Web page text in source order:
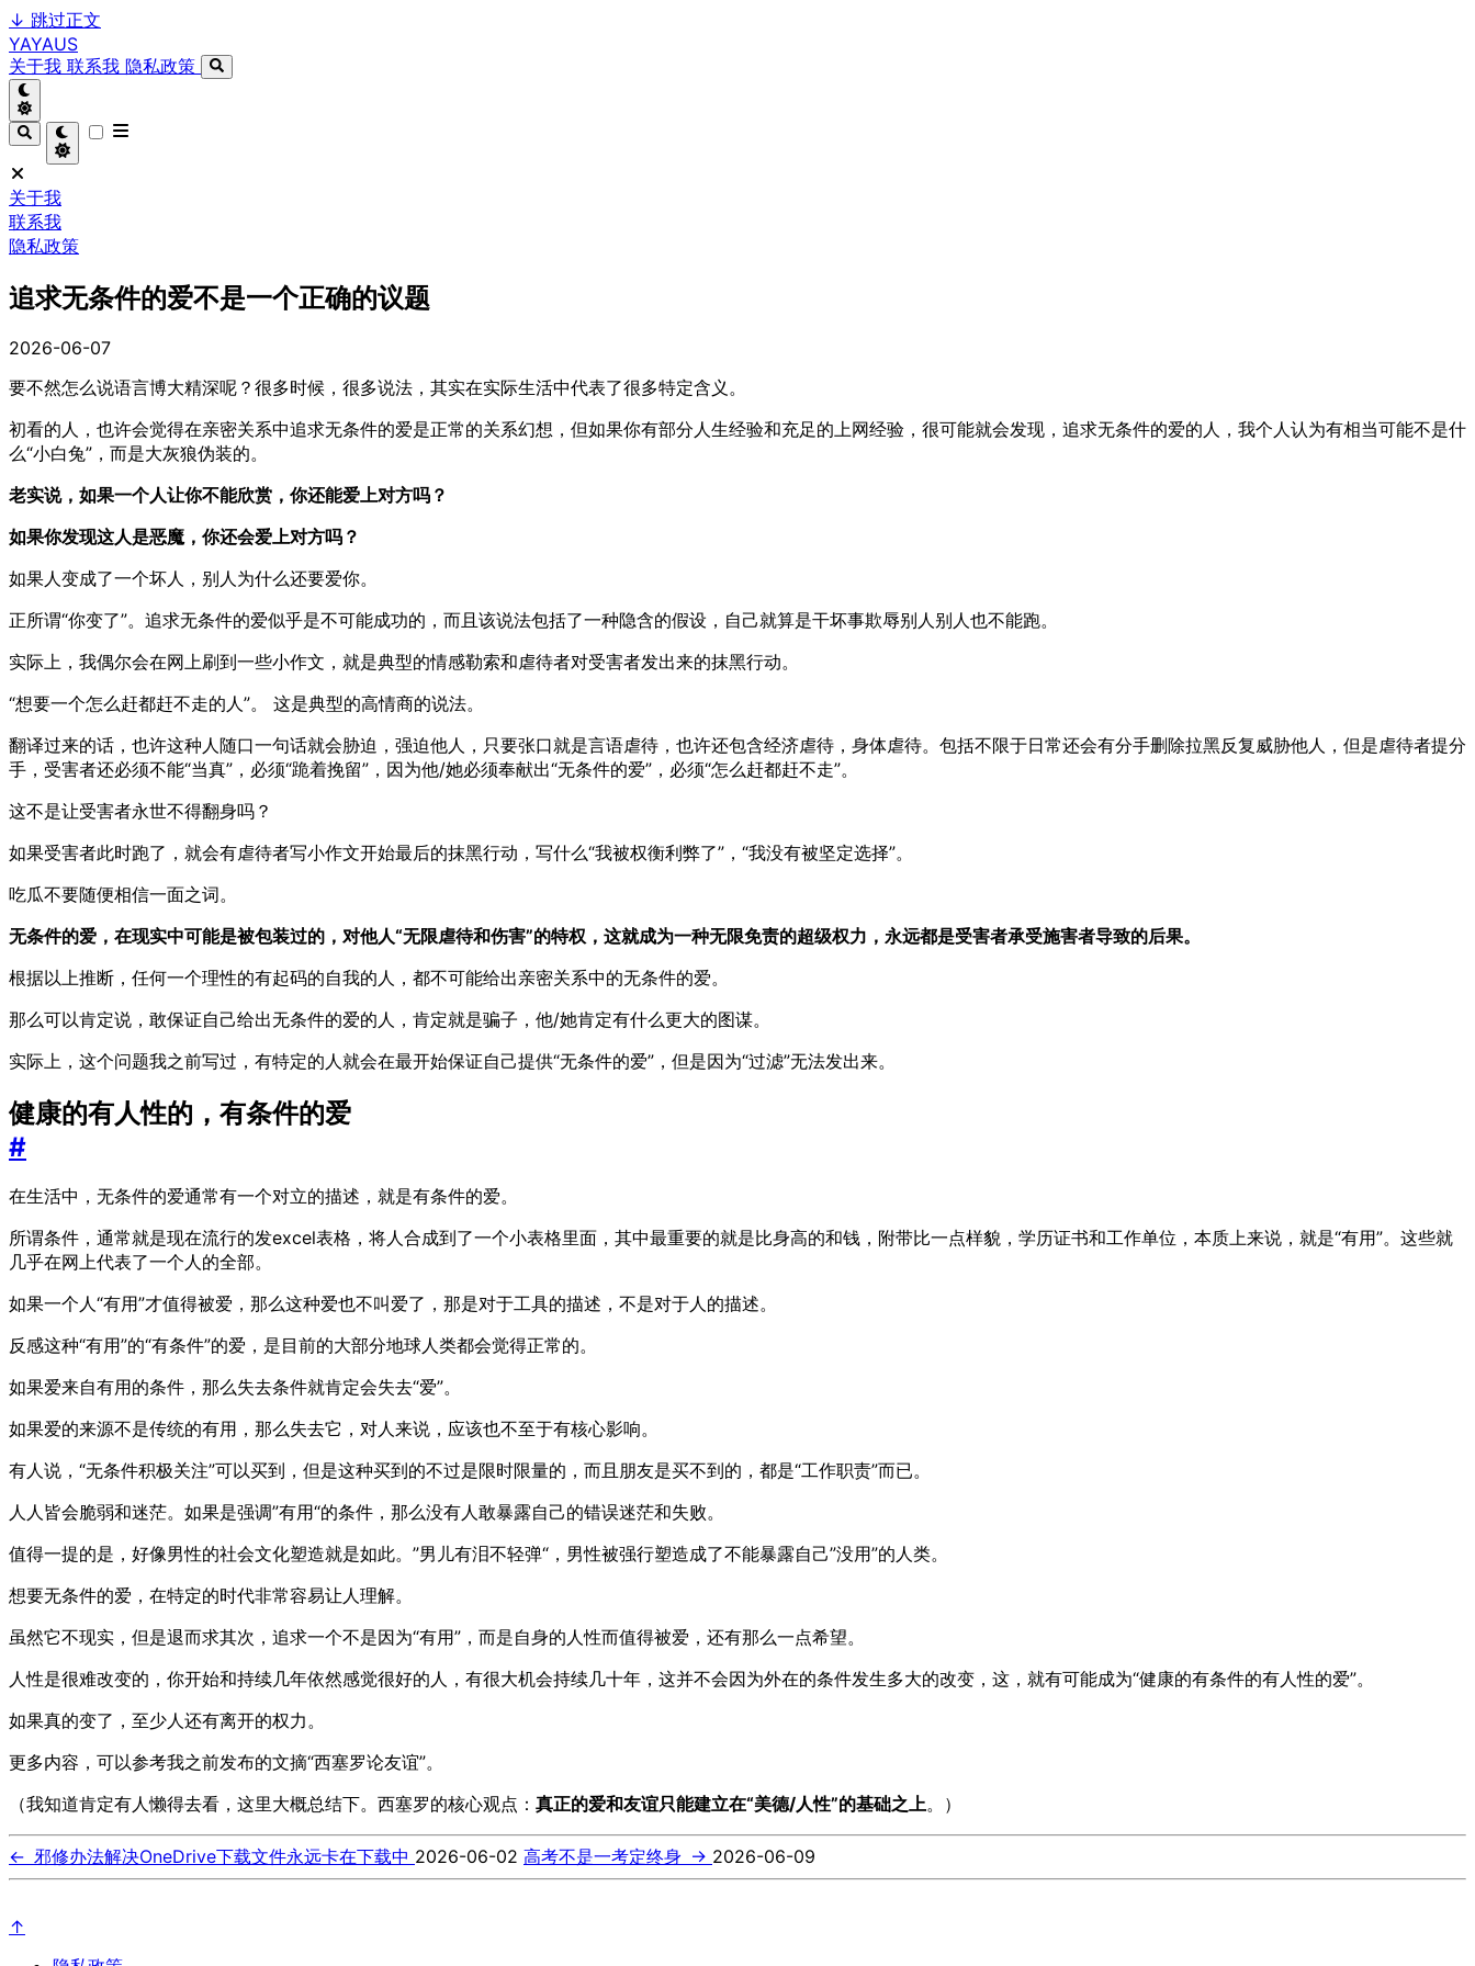
↓ 跳过正文
YAYAUS
关于我 联系我 隐私政策
关于我
联系我
隐私政策
追求无条件的爱不是一个正确的议题
2026-06-07
要不然怎么说语言博大精深呢？很多时候，很多说法，其实在实际生活中代表了很多特定含义。
初看的人，也许会觉得在亲密关系中追求无条件的爱是正常的关系幻想，但如果你有部分人生经验和充足的上网经验，很可能就会发现，追求无条件的爱的人，我个人认为有相当可能不是什
么“小白兔”，而是大灰狼伪装的。
老实说，如果一个人让你不能欣赏，你还能爱上对方吗？
如果你发现这人是恶魔，你还会爱上对方吗？
如果人变成了一个坏人，别人为什么还要爱你。
正所谓“你变了”。追求无条件的爱似乎是不可能成功的，而且该说法包括了一种隐含的假设，自己就算是干坏事欺辱别人别人也不能跑。
实际上，我偶尔会在网上刷到一些小作文，就是典型的情感勒索和虐待者对受害者发出来的抹黑行动。
“想要一个怎么赶都赶不走的人”。 这是典型的高情商的说法。
翻译过来的话，也许这种人随口一句话就会胁迫，强迫他人，只要张口就是言语虐待，也许还包含经济虐待，身体虐待。包括不限于日常还会有分手删除拉黑反复威胁他人，但是虐待者提分
手，受害者还必须不能“当真”，必须“跪着挽留”，因为他/她必须奉献出“无条件的爱”，必须“怎么赶都赶不走”。
这不是让受害者永世不得翻身吗？
如果受害者此时跑了，就会有虐待者写小作文开始最后的抹黑行动，写什么“我被权衡利弊了”，“我没有被坚定选择”。
吃瓜不要随便相信一面之词。
无条件的爱，在现实中可能是被包装过的，对他人“无限虐待和伤害”的特权，这就成为一种无限免责的超级权力，永远都是受害者承受施害者导致的后果。
根据以上推断，任何一个理性的有起码的自我的人，都不可能给出亲密关系中的无条件的爱。
那么可以肯定说，敢保证自己给出无条件的爱的人，肯定就是骗子，他/她肯定有什么更大的图谋。
实际上，这个问题我之前写过，有特定的人就会在最开始保证自己提供“无条件的爱”，但是因为“过滤”无法发出来。
健康的有人性的，有条件的爱
#
在生活中，无条件的爱通常有一个对立的描述，就是有条件的爱。
所谓条件，通常就是现在流行的发excel表格，将人合成到了一个小表格里面，其中最重要的就是比身高的和钱，附带比一点样貌，学历证书和工作单位，本质上来说，就是“有用”。这些就
几乎在网上代表了一个人的全部。
如果一个人“有用”才值得被爱，那么这种爱也不叫爱了，那是对于工具的描述，不是对于人的描述。
反感这种“有用”的“有条件”的爱，是目前的大部分地球人类都会觉得正常的。
如果爱来自有用的条件，那么失去条件就肯定会失去“爱”。
如果爱的来源不是传统的有用，那么失去它，对人来说，应该也不至于有核心影响。
有人说，“无条件积极关注”可以买到，但是这种买到的不过是限时限量的，而且朋友是买不到的，都是“工作职责”而已。
人人皆会脆弱和迷茫。如果是强调”有用“的条件，那么没有人敢暴露自己的错误迷茫和失败。
值得一提的是，好像男性的社会文化塑造就是如此。”男儿有泪不轻弹“，男性被强行塑造成了不能暴露自己”没用”的人类。
想要无条件的爱，在特定的时代非常容易让人理解。
虽然它不现实，但是退而求其次，追求一个不是因为“有用”，而是自身的人性而值得被爱，还有那么一点希望。
人性是很难改变的，你开始和持续几年依然感觉很好的人，有很大机会持续几十年，这并不会因为外在的条件发生多大的改变，这，就有可能成为“健康的有条件的有人性的爱”。
如果真的变了，至少人还有离开的权力。
更多内容，可以参考我之前发布的文摘“西塞罗论友谊”。
（我知道肯定有人懒得去看，这里大概总结下。西塞罗的核心观点： 真正的爱和友谊只能建立在“美德/人性”的基础之上。）
← 邪修办法解决OneDrive下载文件永远卡在下载中 2026-06-02 高考不是一考定终身 → 2026-06-09
↑